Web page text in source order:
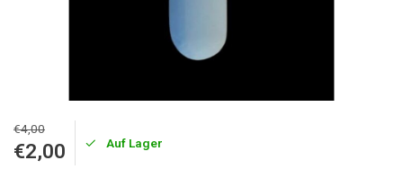
€4,00
€2,00 Auf Lager